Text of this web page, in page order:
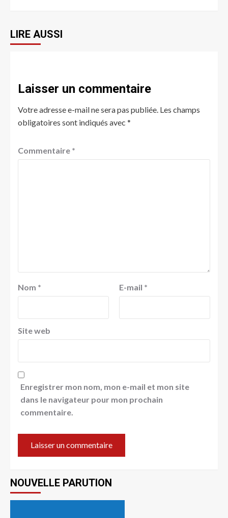
LIRE AUSSI
Laisser un commentaire
Votre adresse e-mail ne sera pas publiée. Les champs
obligatoires sont indiqués avec *
Commentaire *
Nom * E-mail *
Site web
Enregistrer mon nom, mon e-mail et mon site
dans le navigateur pour mon prochain
commentaire.
NOUVELLE PARUTION